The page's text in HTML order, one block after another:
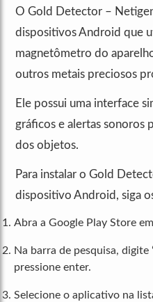
O Gold Detector –
dispositivos Android que
magnetômetro do
outros metais preciosos
Ele possui uma interface
gráficos e alertas sonoros
dos objetos.
Para instalar o Gold
dispositivo Android, siga
Abra a Google Play Store
Na barra de pesquisa,
pressione enter.
Selecione o aplicativo na